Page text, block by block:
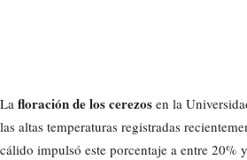
La floración de los cerezos en la
las altas temperaturas registradas
cálido impulsó este porcentaje a entre 20%